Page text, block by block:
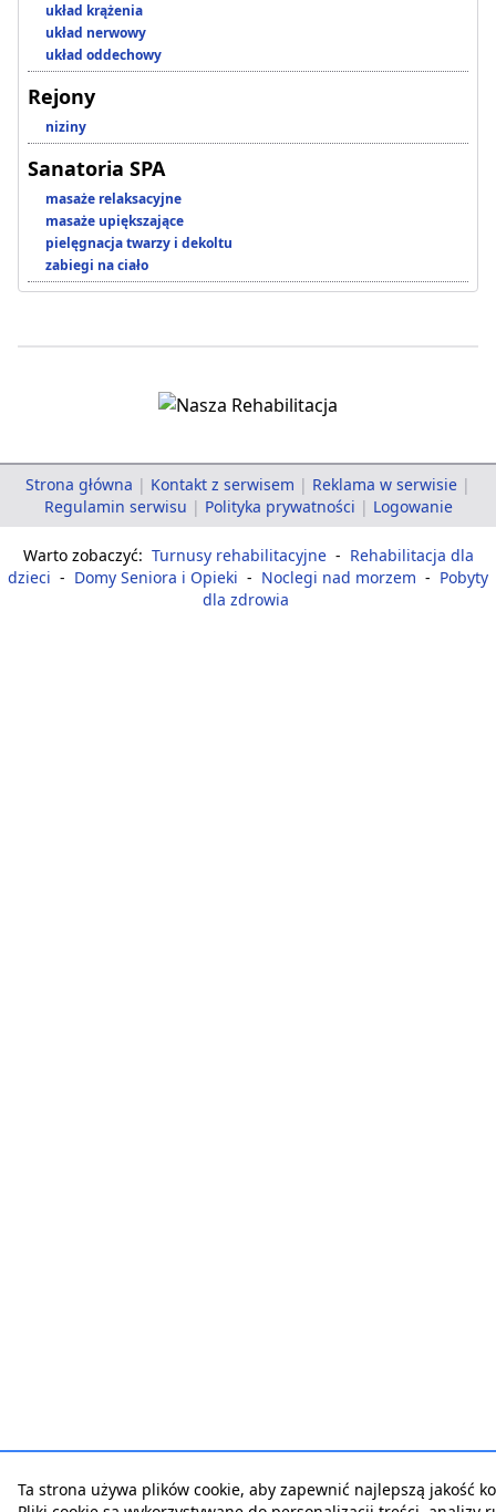
układ krążenia
układ nerwowy
układ oddechowy
Rejony
niziny
Sanatoria SPA
masaże relaksacyjne
masaże upiększające
pielęgnacja twarzy i dekoltu
zabiegi na ciało
Strona główna | Kontakt z serwisem | Reklama w serwisie |
Regulamin serwisu | Polityka prywatności | Logowanie
Warto zobaczyć: Turnusy rehabilitacyjne - Rehabilitacja dla
dzieci - Domy Seniora i Opieki - Noclegi nad morzem - Pobyty
dla zdrowia
Ta strona używa plików cookie, aby zapewnić najlepszą jakość